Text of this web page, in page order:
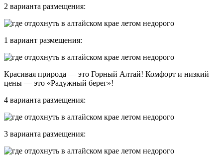
2 варианта размещения:
1 вариант размещения:
Красивая природа — это Горный Алтай! Комфорт и низкий
цены — это «Радужный берег»!
4 варианта размещения:
3 варианта размещения: